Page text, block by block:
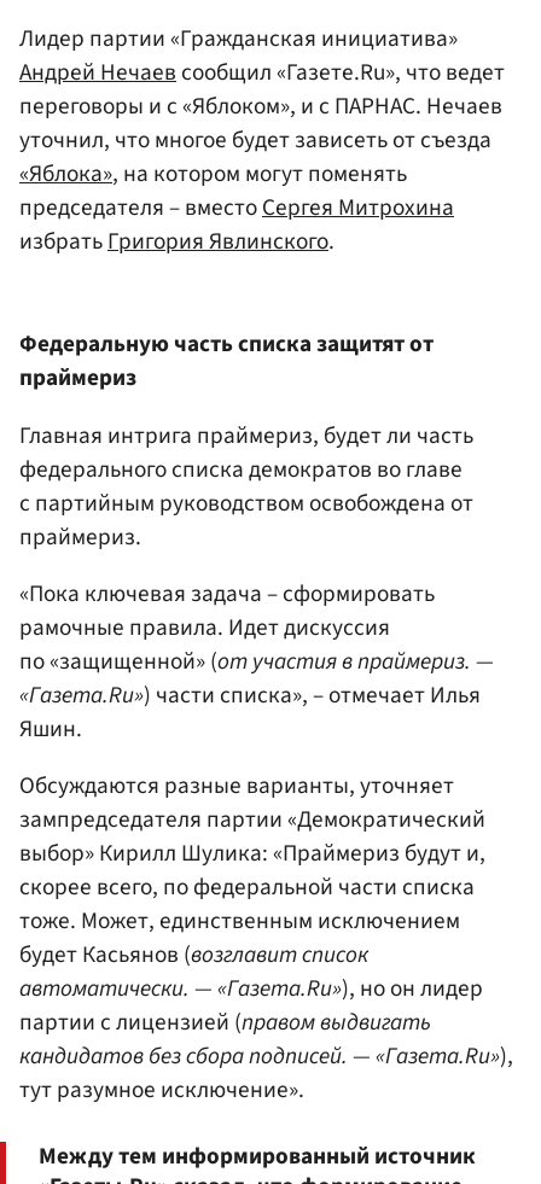
Лидер партии «Гражданская инициатива»
Андрей Нечаевсообщил «Газете.Ru», что ведет
переговоры и с «Яблоком», и с ПАРНАС. Нечаев
уточнил, что многое будет зависеть от съезда
«Яблока», на котором могут поменять
председателя – вместоСергея Митрохина
избратьГригория Явлинского.
Федеральную часть списка защитят от
праймериз
Главная интрига праймериз, будет ли часть
федерального списка демократов во главе
с партийным руководством освобождена от
праймериз.
«Пока ключевая задача – сформировать
рамочные правила. Идет дискуссия
по «защищенной» (от участия в праймериз. —
«Газета.Ru») части списка», – отмечает Илья
Яшин.
Обсуждаются разные варианты, уточняет
зампредседателя партии «Демократический
выбор» Кирилл Шулика: «Праймериз будут и,
скорее всего, по федеральной части списка
тоже. Может, единственным исключением
будет Касьянов (возглавит список
автоматически. — «Газета.Ru»), но он лидер
партии с лицензией (правом выдвигать
кандидатов без сбора подписей. — «Газета.Ru»),
тут разумное исключение».
Между тем информированный источник